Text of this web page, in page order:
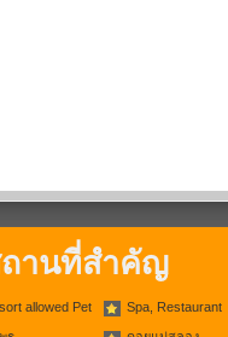
านที่สำคัญ
allowed Pet Spa, Restaurant